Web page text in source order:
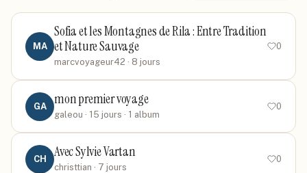
MA
Sofia et les Montagnes de Rila : Entre Tradition
et Nature Sauvage
marcvoyageur42 · 8 jours
0
GA mon premier voyage
galeou · 15 jours · 1 album
0
CH Avec Sylvie Vartan
christtian · 7 jours
0